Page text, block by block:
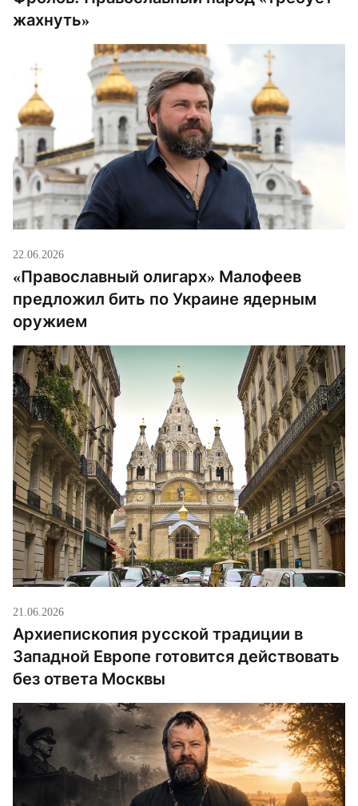
жахнуть»
22.06.2026
«Православный олигарх» Малофеев
предложил бить по Украине ядерным
оружием
21.06.2026
Архиепископия русской традиции в
Западной Европе готовится действовать
без ответа Москвы